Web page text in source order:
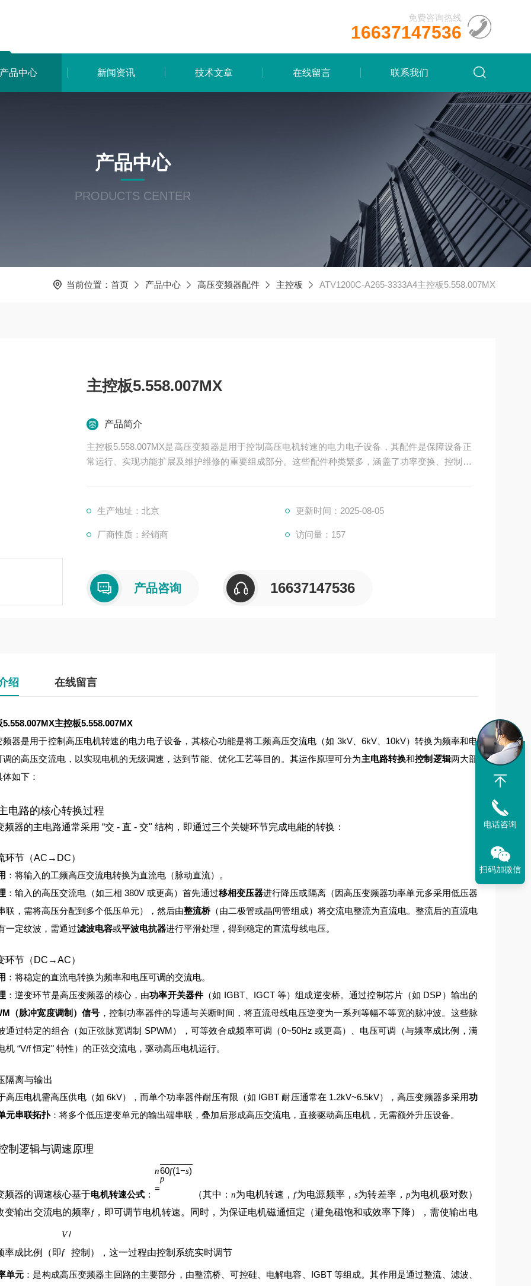
免费咨询热线
16637147536
产品中心 新闻资讯 技术文章 在线留言 联系我们
产品中心
PRODUCTS CENTER
当前位置： 首页 产品中心 高压变频器配件 主控板 ATV1200C-A265-3333A4主控板5.558.007MX
主控板5.558.007MX
产品简介
主控板5.558.007MX是高压变频器是用于控制高压电机转速的电力电子设备，其配件是保障设备正
常运行、实现功能扩展及维护维修的重要组成部分。这些配件种类繁多，涵盖了功率变换、控制、
生产地址：北京 更新时间：2025-08-05
厂商性质：经销商 访问量：157
产品咨询 16637147536
绍 在线留言
5.558.007MX主控板5.558.007MX
频器是用于控制高压电机转速的电力电子设备，其核心功能是将工频高压交流电（如 3kV、6kV、10kV）转换为频率和电
调的高压交流电，以实现电机的无级调速，达到节能、优化工艺等目的。其运作原理可分为主电路转换和控制逻辑两大部
如下：
电路的核心转换过程
频器的主电路通常采用 “交 - 直 - 交" 结构，即通过三个关键环节完成电能的转换：
环节（AC→DC）
：将输入的工频高压交流电转换为直流电（脉动直流）。
： 输入的高压交流电（如三相 380V 或更高）首先通过移相变压器进行降压或隔离（因高压变频器功率单元多采用低压器
联，需将高压分配到多个低压单元），然后由整流桥（由二极管或晶闸管组成）将交流电整流为直流电。 整流后的直流电
一定纹波，需通过滤波电容或平波电抗器进行平滑处理，得到稳定的直流母线电压。
环节（DC→AC）
：将稳定的直流电转换为频率和电压可调的交流电。
：逆变环节是高压变频器的核心，由功率开关器件（如 IGBT、IGCT 等）组成逆变桥。通过控制芯片（如 DSP）输出的
（脉冲宽度调制）信号 ，控制功率器件的导通与关断时间，将直流母线电压逆变为一系列等幅不等宽的脉冲波。 这些脉
通过特定的组合（如正弦脉宽调制 SPWM），可等效合成频率可调（0~50Hz 或更高）、电压可调（与频率成比例，满
机 “V/f 恒定" 特性）的正弦交流电，驱动高压电机运行。
隔离与输出
高压电机需高压供电（如 6kV），而单个功率器件耐压有限（如 IGBT 耐压通常在 1.2kV~6.5kV），高压变频器多采用功
元串联拓扑：将多个低压逆变单元的输出端串联，叠加后形成高压交流电，直接驱动高压电机，无需额外升压设备。
制逻辑与调速原理
频器的调速核心基于电机转速公式 ：
n
=
p
60f(1−s)
（其中：n为电机转速，f为电源频率，s为转差率， p为电机极对数）
变输出交流电的频率f ，即可调节电机转速。同时，为保证电机磁通恒定（避免磁饱和或效率下降），需使输出电
率成比例（即
V /
f 控制），这一过程由控制系统实时调节
单元 ：是构成高压变频器主回路的主要部分，由整流桥、可控硅、电解电容、IGBT 等组成。其作用是通过整流、滤波、
电话咨询
扫码加微信